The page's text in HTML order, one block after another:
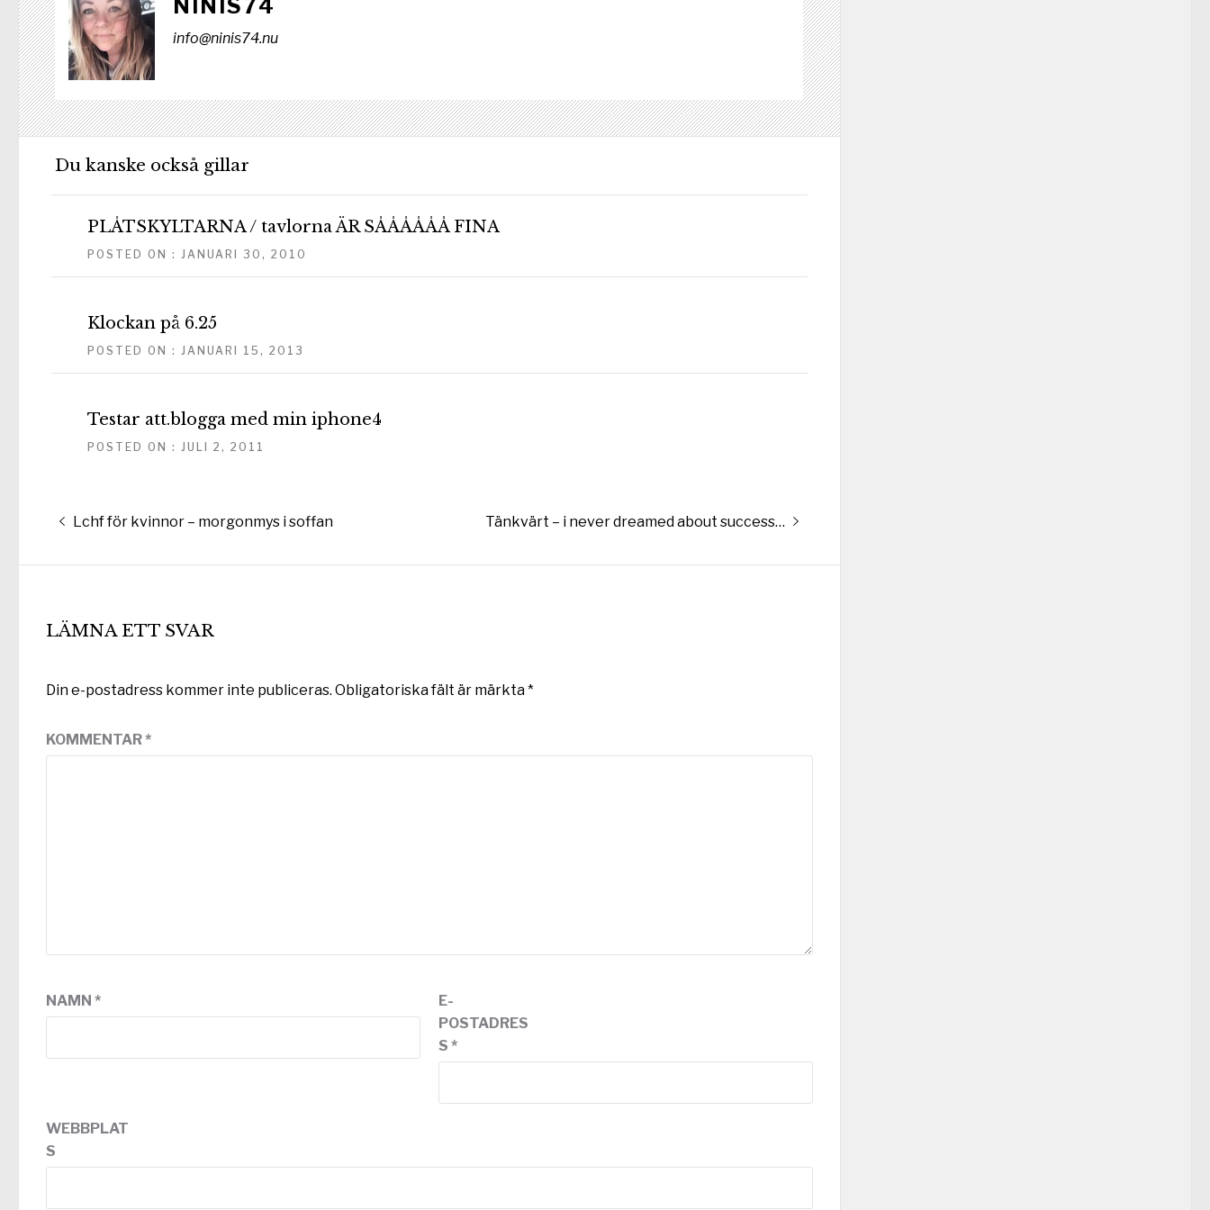
NINIS74
info@ninis74.nu
Du kanske också gillar
PLÅTSKYLTARNA / tavlorna ÄR SÅÅÅÅÅÅ FINA
POSTED ON : JANUARI 30, 2010
Klockan på 6.25
POSTED ON : JANUARI 15, 2013
Testar att.blogga med min iphone4
POSTED ON : JULI 2, 2011
Inläggsnavigering
Föregående
Lchf för kvinnor – morgonmys i soffan
Nästa
Tänkvärt – i never dreamed about success…
LÄMNA ETT SVAR
Din e-postadress kommer inte publiceras. Obligatoriska fält är märkta*
KOMMENTAR*
NAMN *
E-
POSTADRES
S *
WEBBPLAT
S